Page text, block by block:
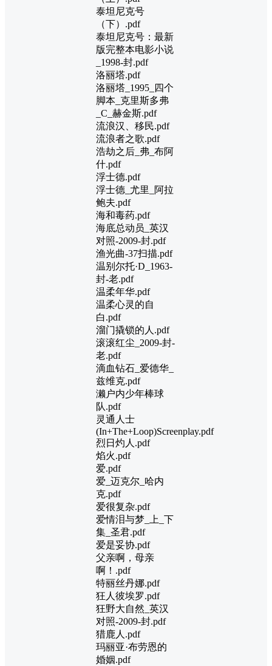
泰坦尼克号
（下）.pdf
泰坦尼克号：最新
版完整本电影小说
_1998-封.pdf
洛丽塔.pdf
洛丽塔_1995_四个
脚本_克里斯多弗
_C_赫金斯.pdf
流浪汉、移民.pdf
流浪者之歌.pdf
浩劫之后_弗_布阿
什.pdf
浮士德.pdf
浮士德_尤里_阿拉
鲍夫.pdf
海和毒药.pdf
海底总动员_英汉
对照-2009-封.pdf
渔光曲-37扫描.pdf
温别尔托·D_1963-
封-老.pdf
温柔年华.pdf
温柔心灵的自
白.pdf
溜门撬锁的人.pdf
滚滚红尘_2009-封-
老.pdf
滴血钻石_爱德华_
兹维克.pdf
濑户内少年棒球
队.pdf
灵通人士
(In+The+Loop)Screenplay.pdf
烈日灼人.pdf
焰火.pdf
爱.pdf
爱_迈克尔_哈内
克.pdf
爱很复杂.pdf
爱情泪与梦_上_下
集_圣君.pdf
爱是妥协.pdf
父亲啊，母亲
啊！.pdf
特丽丝丹娜.pdf
狂人彼埃罗.pdf
狂野大自然_英汉
对照-2009-封.pdf
猎鹿人.pdf
玛丽亚·布劳恩的
婚姻.pdf